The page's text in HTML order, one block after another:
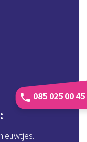
phone 085 025 00 45